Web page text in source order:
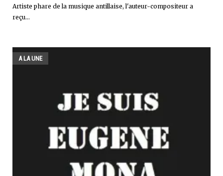
Artiste phare de la musique antillaise, l'auteur-compositeur a
reçu...
A LA UNE